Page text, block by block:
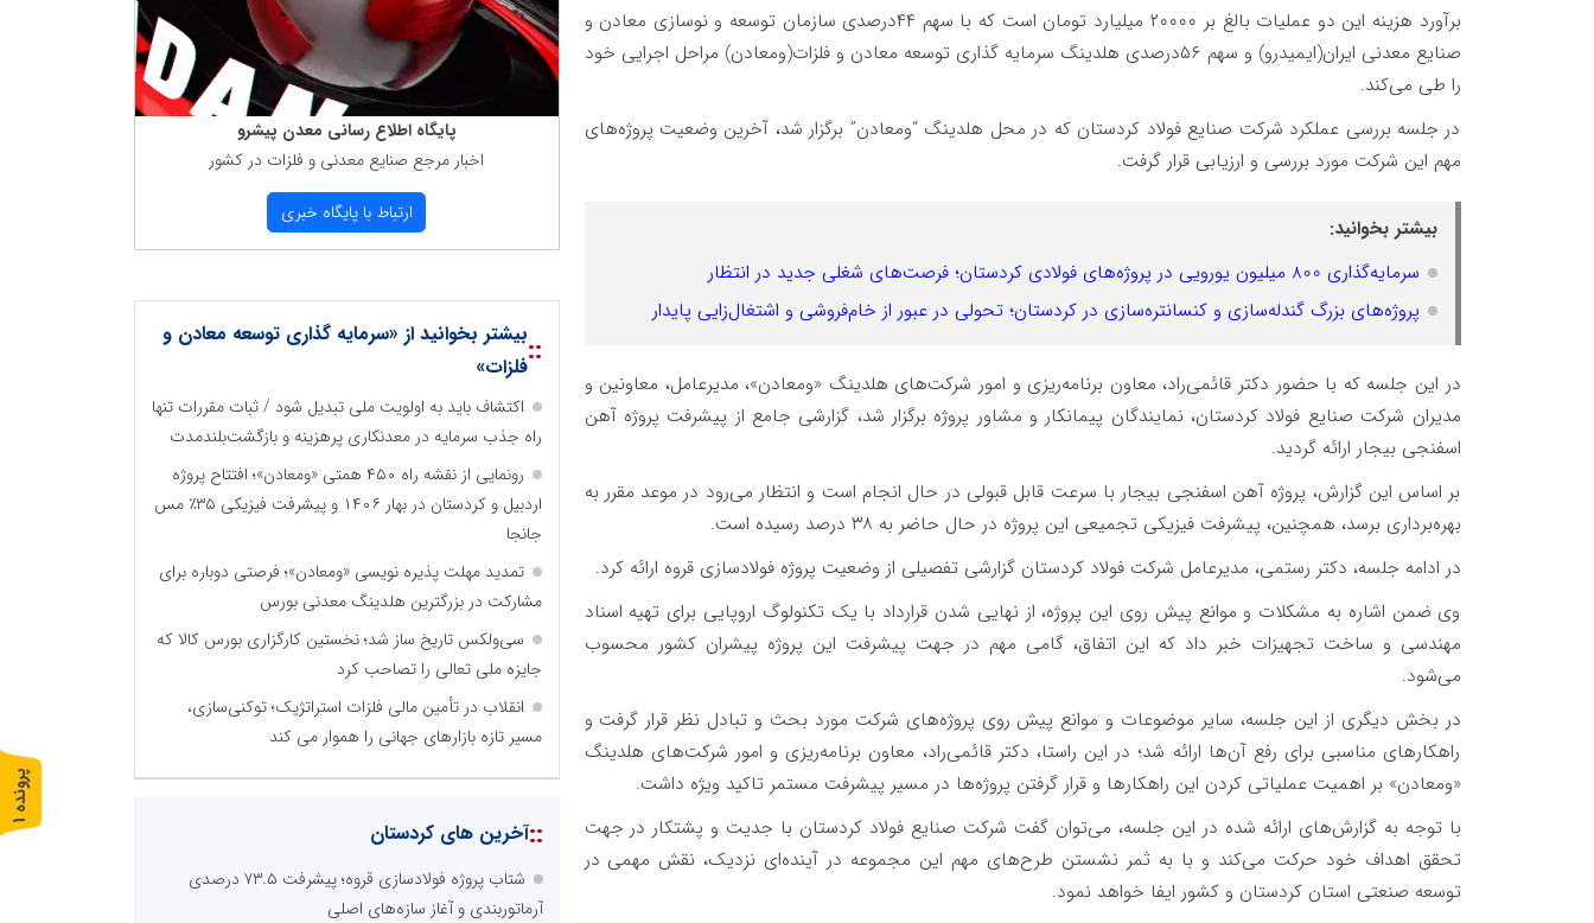
برآورد هزینه این دو عملیات بالغ بر ۲۰۰۰۰ میلیارد تومان است که با سهم ۴۴درصدی سازمان توسعه و نوسازی معادن و
صنایع معدنی ایران(ایمیدرو) و سهم ۵۶درصدی هلدینگ سرمایه گذاری توسعه معادن و فلزات(ومعادن) مراحل اجرایی خود
را طی می‌کند.
در جلسه بررسی عملکرد شرکت صنایع فولاد کردستان که در محل هلدینگ “ومعادن” برگزار شد، آخرین وضعیت پروژه‌های
مهم این شرکت مورد بررسی و ارزیابی قرار گرفت.
بیشتر بخوانید:
سرمایه‌گذاری 800 میلیون یورویی در پروژه‌های فولادی کردستان؛ فرصت‌های شغلی جدید در انتظار
پروژه‌های بزرگ گندله‌سازی و کنسانتره‌سازی در کردستان؛ تحولی در عبور از خام‌فروشی و اشتغال‌زایی پایدار
در این جلسه که با حضور دکتر قائمی‌راد، معاون برنامه‌ریزی و امور شرکت‌های هلدینگ «ومعادن»، مدیرعامل، معاونین و
مدیران شرکت صنایع فولاد کردستان، نمایندگان پیمانکار و مشاور پروژه برگزار شد، گزارشی جامع از پیشرفت پروژه آهن
اسفنجی بیجار ارائه گردید.
بر اساس این گزارش، پروژه آهن اسفنجی بیجار با سرعت قابل قبولی در حال انجام است و انتظار می‌رود در موعد مقرر به
بهره‌برداری برسد، همچنین، پیشرفت فیزیکی تجمیعی این پروژه در حال حاضر به ۳۸ درصد رسیده است.
در ادامه جلسه، دکتر رستمی، مدیرعامل شرکت فولاد کردستان گزارشی تفصیلی از وضعیت پروژه فولادسازی قروه ارائه کرد.
وی ضمن اشاره به مشکلات و موانع پیش روی این پروژه، از نهایی شدن قرارداد با یک تکنولوگ اروپایی برای تهیه اسناد
مهندسی و ساخت تجهیزات خبر داد که این اتفاق، گامی مهم در جهت پیشرفت این پروژه پیشران کشور محسوب
می‌شود.
در بخش دیگری از این جلسه، سایر موضوعات و موانع پیش روی پروژه‌های شرکت مورد بحث و تبادل نظر قرار گرفت و
راهکارهای مناسبی برای رفع آن‌ها ارائه شد؛ در این راستا، دکتر قائمی‌راد، معاون برنامه‌ریزی و امور شرکت‌های هلدینگ
«ومعادن» بر اهمیت عملیاتی کردن این راهکارها و قرار گرفتن پروژه‌ها در مسیر پیشرفت مستمر تاکید ویژه داشت.
با توجه به گزارش‌های ارائه شده در این جلسه، می‌توان گفت شرکت صنایع فولاد کردستان با جدیت و پشتکار در جهت
تحقق اهداف خود حرکت می‌کند و با به ثمر نشستن طرح‌های مهم این مجموعه در آینده‌ای نزدیک، نقش مهمی در
توسعه صنعتی استان کردستان و کشور ایفا خواهد نمود.
پایگاه اطلاع رسانی معدن پیشرو
اخبار مرجع صنایع معدنی و فلزات در كشور
ارتباط با پایگاه خبری
::بیشتر بخوانید از «سرمایه گذاری توسعه معادن و
فلزات»
اکتشاف باید به اولویت ملی تبدیل شود / ثبات مقررات تنها
راه جذب سرمایه در معدنکاری پرهزینه و بازگشت‌بلندمدت
رونمایی از نقشه راه ۴۵۰ همتی «ومعادن»؛ افتتاح پروژه
اردبیل و کردستان در بهار ۱۴۰۶ و پیشرفت فیزیکی ۳۵٪ مس
جانجا
تمدید مهلت پذیره نویسی «ومعادن»؛ فرصتی دوباره برای
مشارکت در بزرگترین هلدینگ معدنی بورس
سی‌ولکس تاریخ ساز شد؛ نخستین کارگزاری بورس کالا که
جایزه ملی تعالی را تصاحب کرد
انقلاب در تأمین مالی فلزات استراتژیک؛ توکنی‌سازی،
مسیر تازه بازارهای جهانی را هموار می کند
::آخرین های کردستان
شتاب پروژه فولادسازی قروه؛ پیشرفت ۷۳.۵ درصدی
آرماتوربندی و آغاز سازه‌های اصلی
پ
ر
و
ن
د
ه
1